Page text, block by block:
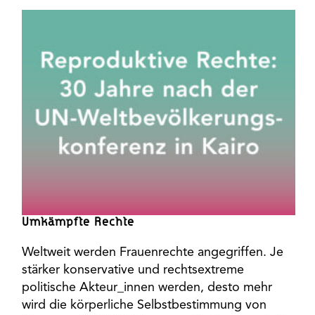
Umkämpfte Rechte
Weltweit werden Frauenrechte angegriffen. Je
stärker konservative und rechtsextreme
politische Akteur_innen werden, desto mehr
wird die körperliche Selbstbestimmung von